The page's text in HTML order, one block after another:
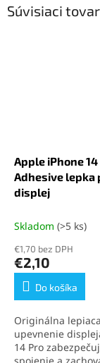
Súvisiaci tovar
Apple iPhone 14
Adhesive lepka
displej
Skladom (>5 ks)
€1,70 bez DPH
€2,10
Do košíka
Originálna
upevnenie
14 Pro
spojenie a